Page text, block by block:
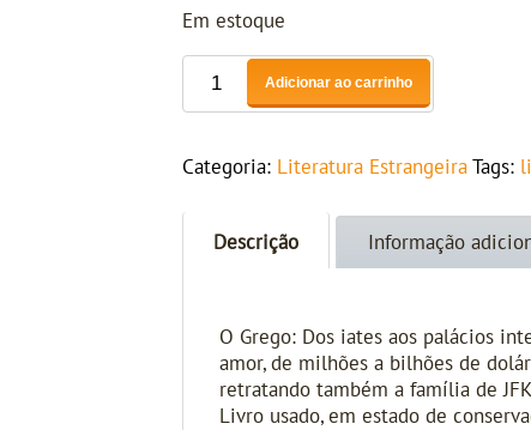
Em estoque
Adicionar ao carrinho
Categoria: Literatura Estrangeira Tags:
Descrição Informação
O Grego: Dos iates aos palácios
amor, de milhões a bilhões de
retratando também a família de
Livro usado, em estado de